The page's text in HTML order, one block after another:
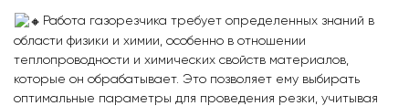
Работа газорезчика требует определенных знаний в
области физики и химии, особенно в отношении
теплопроводности и химических свойств материалов,
которые он обрабатывает. Это позволяет ему выбирать
оптимальные параметры для проведения резки, учитывая